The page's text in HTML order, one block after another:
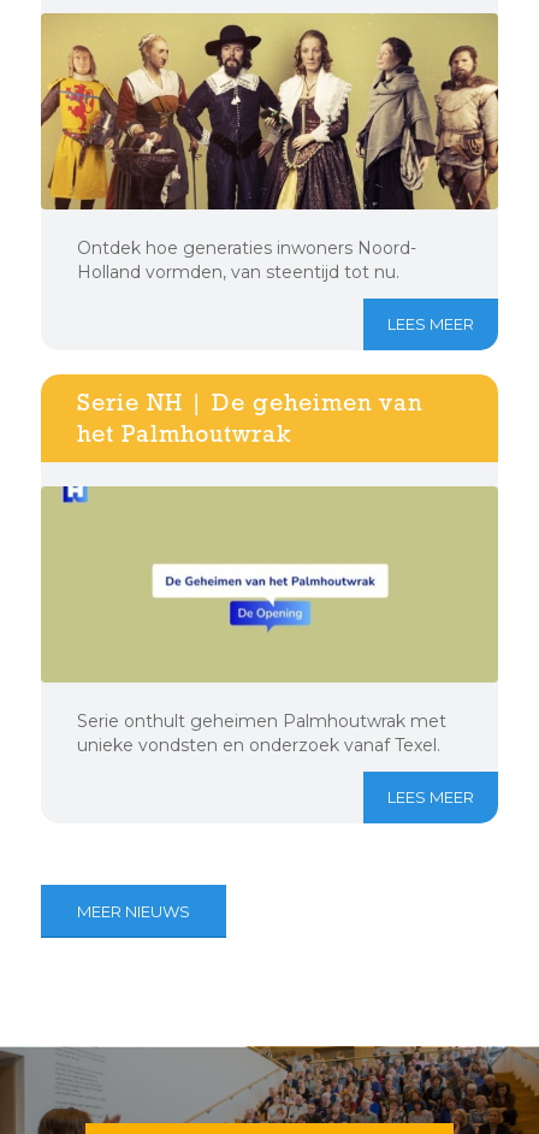
Ontdek hoe generaties inwoners Noord-
Holland vormden, van steentijd tot nu.
LEES MEER
Serie NH | De geheimen van
het Palmhoutwrak
Serie onthult geheimen Palmhoutwrak met
unieke vondsten en onderzoek vanaf Texel.
LEES MEER
MEER NIEUWS